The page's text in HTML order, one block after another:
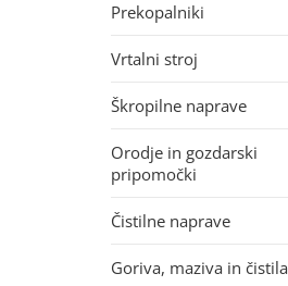
Prekopalniki
Vrtalni stroj
Škropilne naprave
Orodje in gozdarski
pripomočki
Čistilne naprave
Goriva, maziva in čistila